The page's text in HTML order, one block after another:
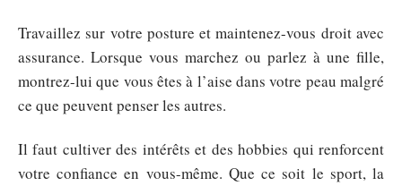
Travaillez sur votre posture et maintenez-vous droit avec
assurance. Lorsque vous marchez ou parlez à une fille,
montrez-lui que vous êtes à l’aise dans votre peau malgré
ce que peuvent penser les autres.
Il faut cultiver des intérêts et des hobbies qui renforcent
votre confiance en vous-même. Que ce soit le sport, la